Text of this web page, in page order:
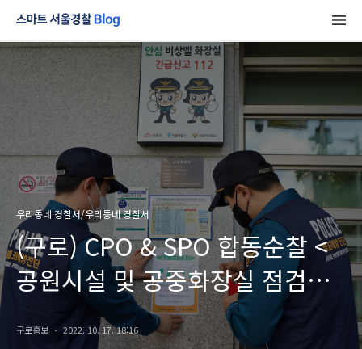
우리동네 경찰서/우리동네 경찰서
(구로) CPO & SPO 합동순찰 <
공원시설 및 공중화장실 점검
활동>
구로홍보 2022. 10. 17. 18:16